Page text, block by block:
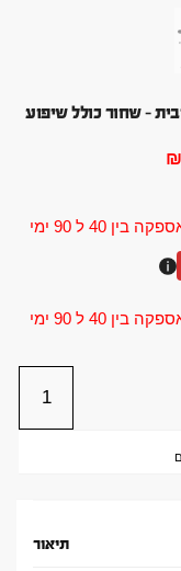
פריט בהזמנה מיוחדת במחיר מיוחד - זמני אספקה בין 40 ל 90 ימי
– שחור כולל שיפוע
פריט בהזמנה מיוחדת במחיר מיוחד - זמני אספקה בין 40 ל 90 ימי
תיאור